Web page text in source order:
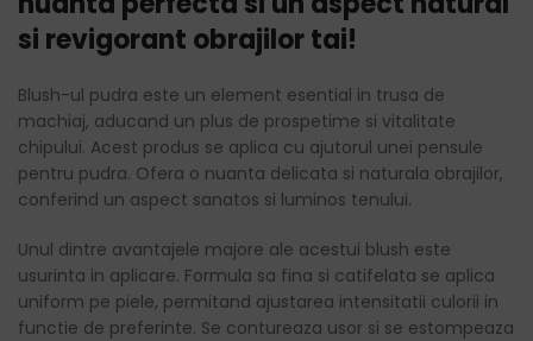
si revigorant obrajilor tai!
Blush-ul pudra este un element esential in trusa de
machiaj, aducand un plus de prospetime si vitalitate
chipului. Acest produs se aplica cu ajutorul unei pensule
pentru pudra. Ofera o nuanta delicata si naturala obrajilor,
conferind un aspect sanatos si luminos tenului.
Unul dintre avantajele majore ale acestui blush este
usurinta in aplicare. Formula sa fina si catifelata se aplica
uniform pe piele, permitand ajustarea intensitatii culorii in
functie de preferinte. Se contureaza usor si se estompeaza